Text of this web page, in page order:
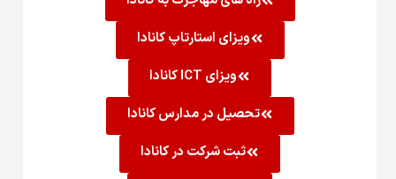
ویزای استارتاپ کانادا
ویزای ICT کانادا
تحصیل در مدارس کانادا
ثبت شرکت در کانادا